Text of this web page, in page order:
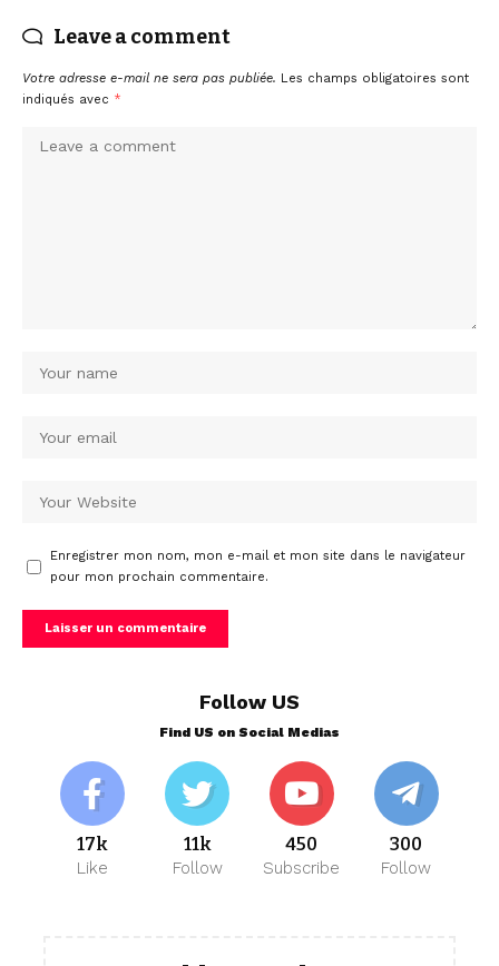
Leave a comment
Votre adresse e-mail ne sera pas publiée. Les champs obligatoires sont
indiqués avec *
Enregistrer mon nom, mon e-mail et mon site dans le navigateur
pour mon prochain commentaire.
Follow US
Find US on Social Medias
17k
Like
11k
Follow
450
Subscribe
300
Follow